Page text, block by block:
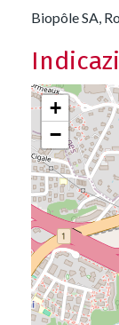
Biopôle SA,
+
−